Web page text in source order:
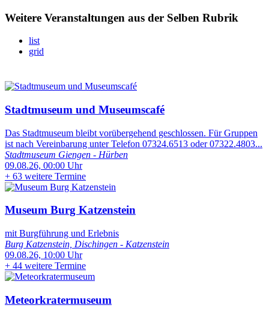
Weitere Veranstaltungen aus der Selben Rubrik
list
grid
Stadtmuseum und Museumscafé
Das Stadtmuseum bleibt vorübergehend geschlossen. Für Gruppen
ist nach Vereinbarung unter Telefon 07324.6513 oder 07322.4803...
Stadtmuseum Giengen - Hürben
09.08.26, 00:00 Uhr
+ 63 weitere Termine
Museum Burg Katzenstein
mit Burgführung und Erlebnis
Burg Katzenstein, Dischingen - Katzenstein
09.08.26, 10:00 Uhr
+ 44 weitere Termine
Meteorkratermuseum